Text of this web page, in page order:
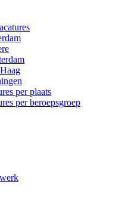
per plaats
per beroepsgroep